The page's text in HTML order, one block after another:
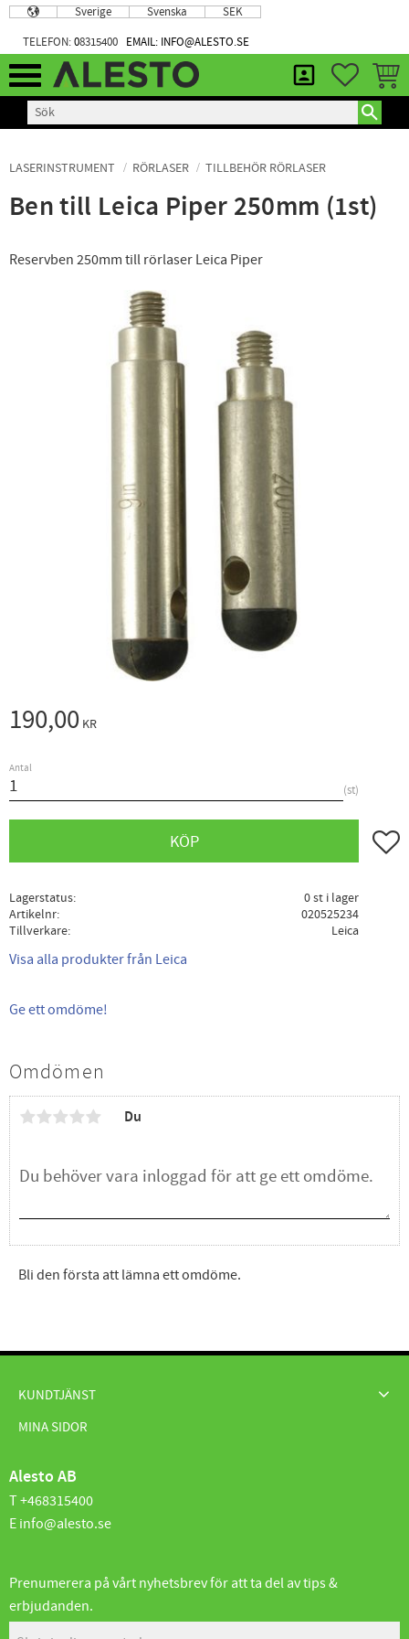
Meny
Sverige Svenska SEK
TELEFON:08315400 EMAIL: INFO@ALESTO.SE
LASERINSTRUMENT RÖRLASER TILLBEHÖR RÖRLASER
Ben till Leica Piper 250mm (1st)
Reservben 250mm till rörlaser Leica Piper
190,00 KR
Antal
st
KÖP Lägg
Lagerstatus
0 st i lager
Artikelnr
020525234
Tillverkare
Leica
Visa alla produkter från Leica
Ge ett omdöme!
Omdömen
Du
Bli den första att lämna ett omdöme.
KUNDTJÄNST
MINA SIDOR
Alesto AB
T +468315400
E info@alesto.se
Prenumerera på vårt nyhetsbrev för att ta del av tips &
erbjudanden.